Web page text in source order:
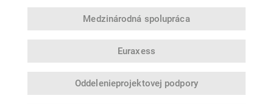
Medzinárodná spolupráca
Euraxess
Oddelenieprojektovej podpory